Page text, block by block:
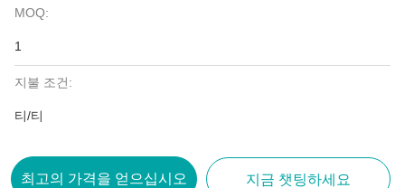
MOQ:
1
지불 조건:
티/티
최고의 가격을 얻으십시오 지금 챗팅하세요